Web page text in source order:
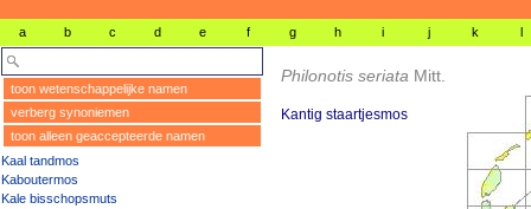
a b c d e f g h i j k l
toon wetenschappelijke namen
verberg synoniemen
toon alleen geaccepteerde namen
Kaal tandmos
Kaboutermos
Kale bisschopsmuts
Philonotis seriata Mitt.
Kantig staartjesmos